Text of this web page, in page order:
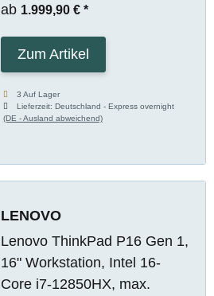
ab 1.999,90 € *
Zum Artikel
3 Auf Lager
Lieferzeit:Deutschland - Express overnight
(DE - Ausland abweichend)
LENOVO
Lenovo ThinkPad P16 Gen 1,
16" Workstation, Intel 16-
Core i7-12850HX, max.